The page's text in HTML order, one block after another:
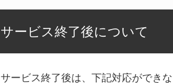
サービス終了後について
サービス終了後は、下記対応ができな